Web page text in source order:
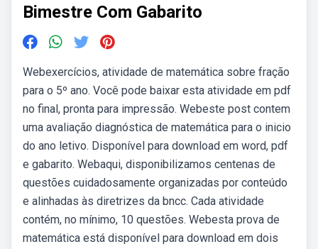
Bimestre Com Gabarito
Webexercícios, atividade de matemática sobre fração
para o 5º ano. Você pode baixar esta atividade em pdf
no final, pronta para impressão. Webeste post contem
uma avaliação diagnóstica de matemática para o inicio
do ano letivo. Disponível para download em word, pdf
e gabarito. Webaqui, disponibilizamos centenas de
questões cuidadosamente organizadas por conteúdo
e alinhadas às diretrizes da bncc. Cada atividade
contém, no mínimo, 10 questões. Webesta prova de
matemática está disponível para download em dois